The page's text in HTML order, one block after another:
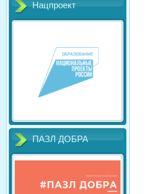
Нацпроект
ПАЗЛ ДОБРА